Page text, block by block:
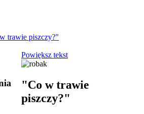
trawie piszczy?"
Powiększ tekst
"Co w trawie
piszczy?"